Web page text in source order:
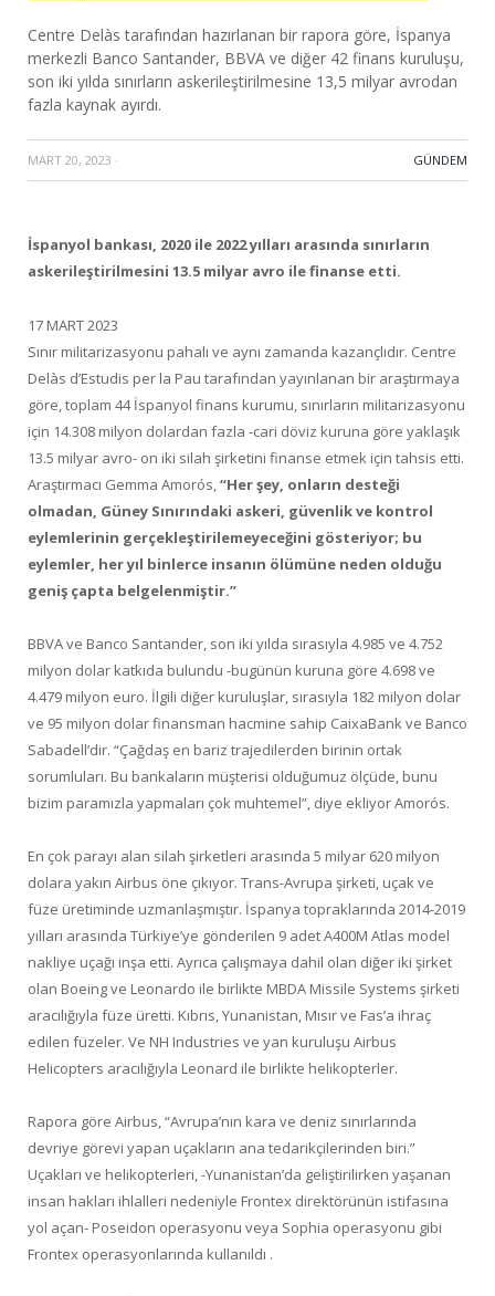
Centre Delàs tarafından hazırlanan bir rapora göre, İspanya
merkezli Banco Santander, BBVA ve diğer 42 finans kuruluşu,
son iki yılda sınırların askerileştirilmesine 13,5 milyar avrodan
fazla kaynak ayırdı.
MART 20, 2023 · GÜNDEM
İspanyol bankası, 2020 ile 2022 yılları arasında sınırların
askerileştirilmesini 13.5 milyar avro ile finanse etti.
17 MART 2023
Sınır militarizasyonu pahalı ve aynı zamanda kazançlıdır. Centre
Delàs d’Estudis per la Pau tarafından yayınlanan bir araştırmaya
göre, toplam 44 İspanyol finans kurumu, sınırların militarizasyonu
için 14.308 milyon dolardan fazla -cari döviz kuruna göre yaklaşık
13.5 milyar avro- on iki silah şirketini finanse etmek için tahsis etti.
Araştırmacı Gemma Amorós,“Her şey, onların desteği
olmadan, Güney Sınırındaki askeri, güvenlik ve kontrol
eylemlerinin gerçekleştirilemeyeceğini gösteriyor; bu
eylemler, her yıl binlerce insanın ölümüne neden olduğu
geniş çapta belgelenmiştir.”
BBVA ve Banco Santander, son iki yılda sırasıyla 4.985 ve 4.752
milyon dolar katkıda bulundu -bugünün kuruna göre 4.698 ve
4.479 milyon euro. İlgili diğer kuruluşlar, sırasıyla 182 milyon dolar
ve 95 milyon dolar finansman hacmine sahip CaixaBank ve Banco
Sabadell’dir. “Çağdaş en bariz trajedilerden birinin ortak
sorumluları. Bu bankaların müşterisi olduğumuz ölçüde, bunu
bizim paramızla yapmaları çok muhtemel”, diye ekliyor Amorós.
En çok parayı alan silah şirketleri arasında 5 milyar 620 milyon
dolara yakın Airbus öne çıkıyor. Trans-Avrupa şirketi, uçak ve
füze üretiminde uzmanlaşmıştır. İspanya topraklarında 2014-2019
yılları arasında Türkiye’ye gönderilen 9 adet A400M Atlas model
nakliye uçağı inşa etti. Ayrıca çalışmaya dahil olan diğer iki şirket
olan Boeing ve Leonardo ile birlikte MBDA Missile Systems şirketi
aracılığıyla füze üretti. Kıbrıs, Yunanistan, Mısır ve Fas’a ihraç
edilen füzeler. Ve NH Industries ve yan kuruluşu Airbus
Helicopters aracılığıyla Leonard ile birlikte helikopterler.
Rapora göre Airbus, “Avrupa’nın kara ve deniz sınırlarında
devriye görevi yapan uçakların ana tedarikçilerinden biri.”
Uçakları ve helikopterleri, -Yunanistan’da geliştirilirken yaşanan
insan hakları ihlalleri nedeniyle Frontex direktörünün istifasına
yol açan- Poseidon operasyonu veya Sophia operasyonu gibi
Frontex operasyonlarında kullanıldı .